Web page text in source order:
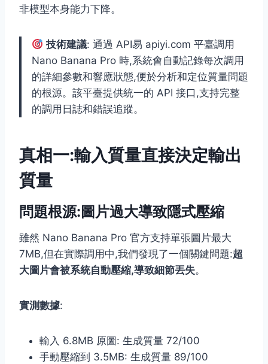
非模型本身能力下降。
技術建議: 通過 API易 apiyi.com 平臺調用
Nano Banana Pro 時,系統會自動記錄每次調用
的詳細參數和響應狀態,便於分析和定位質量問題
的根源。該平臺提供統一的 API 接口,支持完整
的調用日誌和錯誤追蹤。
真相一:輸入質量直接決定輸出
質量
問題根源:圖片過大導致隱式壓縮
雖然 Nano Banana Pro 官方支持單張圖片最大
7MB,但在實際調用中,我們發現了一個關鍵問題:超
大圖片會被系統自動壓縮,導致細節丟失。
實測數據:
輸入 6.8MB 原圖: 生成質量 72/100
手動壓縮到 3.5MB: 生成質量 89/100